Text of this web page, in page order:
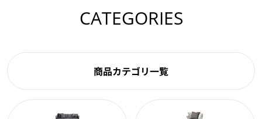
CATEGORIES
商品カテゴリ一覧